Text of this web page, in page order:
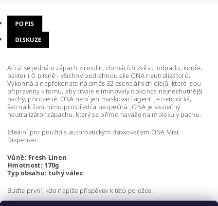
POPIS
DISKUZE
Ať už se jedná o zápach z rostlin, domácích zvířat, odpadu, kouře,
bakterií či plísně - všichny podlehnou síle ONA neutralizátorů.
Výkonná a nepřekonatelná směs 32 esenciálních olejů, které jsou
připraveny k tomu, aby trvale eliminovaly dokonce nejnechutnější
pachy, přirozeně. ONA není jen maskovací agent. Je netoxická,
šetrná k životnímu prostředí a bezpečná.. ONA je skutečný
neutralizátor zápachu, který se přímo naváže na molekuly pachu.
Ideální pro použití s automatickým dávkovačem ONA Mist
Dispenser.
Vůně: Fresh Linen
Hmotnost: 170g
Typ obsahu: tuhý válec
Buďte první, kdo napíše příspěvek k této položce.